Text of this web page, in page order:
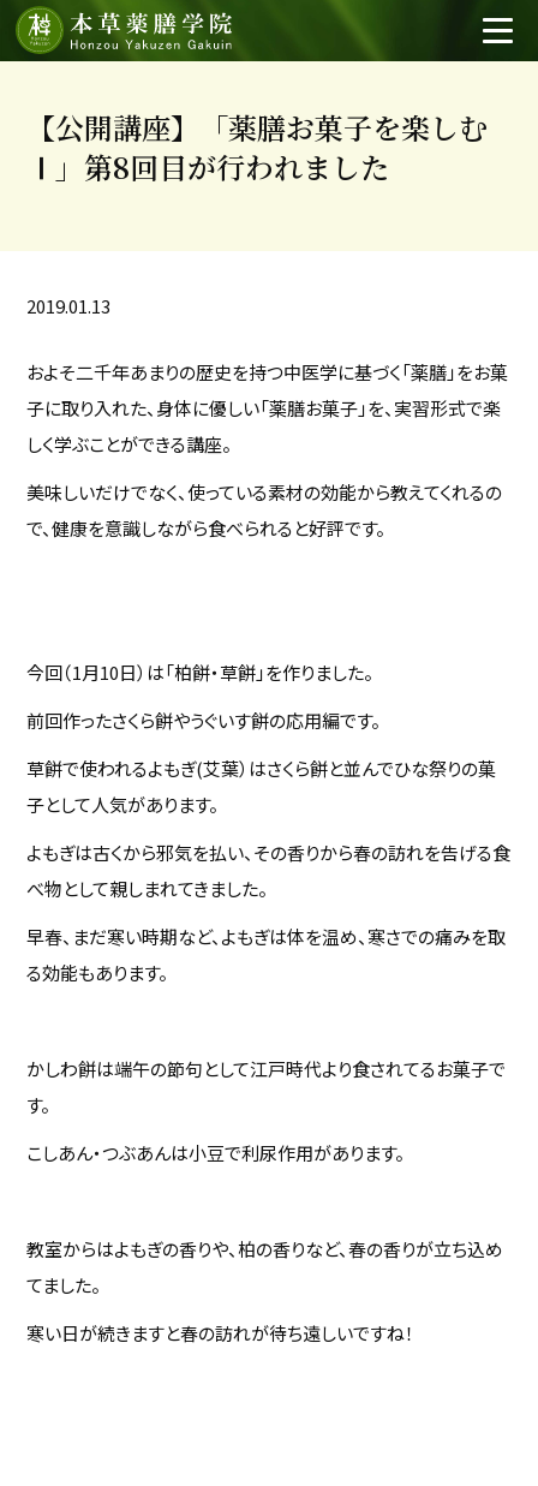
【公開講座】「薬膳お菓子を楽しむ
Ⅰ」第8回目が行われました
2019.01.13
およそ二千年あまりの歴史を持つ中医学に基づく「薬膳」をお菓
子に取り入れた、身体に優しい「薬膳お菓子」を、実習形式で楽
しく学ぶことができる講座。
美味しいだけでなく、使っている素材の効能から教えてくれるの
で、健康を意識しながら食べられると好評です。
今回（1月10日）は「柏餅・草餅」を作りました。
前回作ったさくら餅やうぐいす餅の応用編です。
草餅で使われるよもぎ(艾葉）はさくら餅と並んでひな祭りの菓
子として人気があります。
よもぎは古くから邪気を払い、その香りから春の訪れを告げる食
べ物として親しまれてきました。
早春、まだ寒い時期など、よもぎは体を温め、寒さでの痛みを取
る効能もあります。
かしわ餅は端午の節句として江戸時代より食されてるお菓子で
す。
こしあん・つぶあんは小豆で利尿作用があります。
教室からはよもぎの香りや、柏の香りなど、春の香りが立ち込め
てました。
寒い日が続きますと春の訪れが待ち遠しいですね！